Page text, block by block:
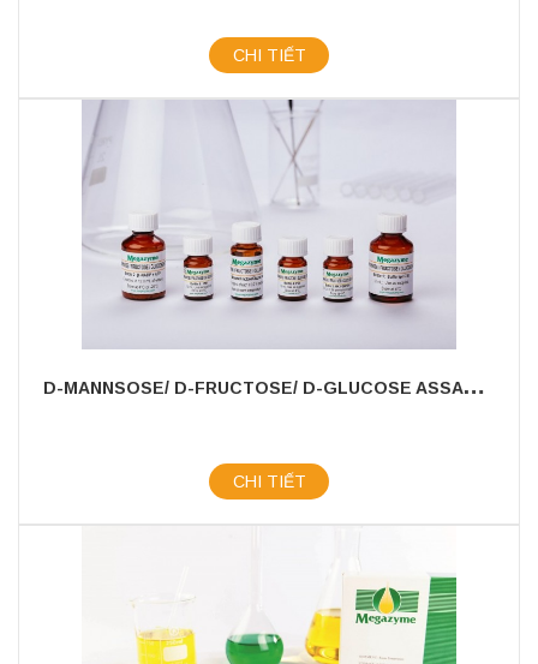
CHI TIẾT
D
-MANNSOSE/ D-FRUCTOSE/ D-GLUCOSE ASSAY KIT
CHI TIẾT